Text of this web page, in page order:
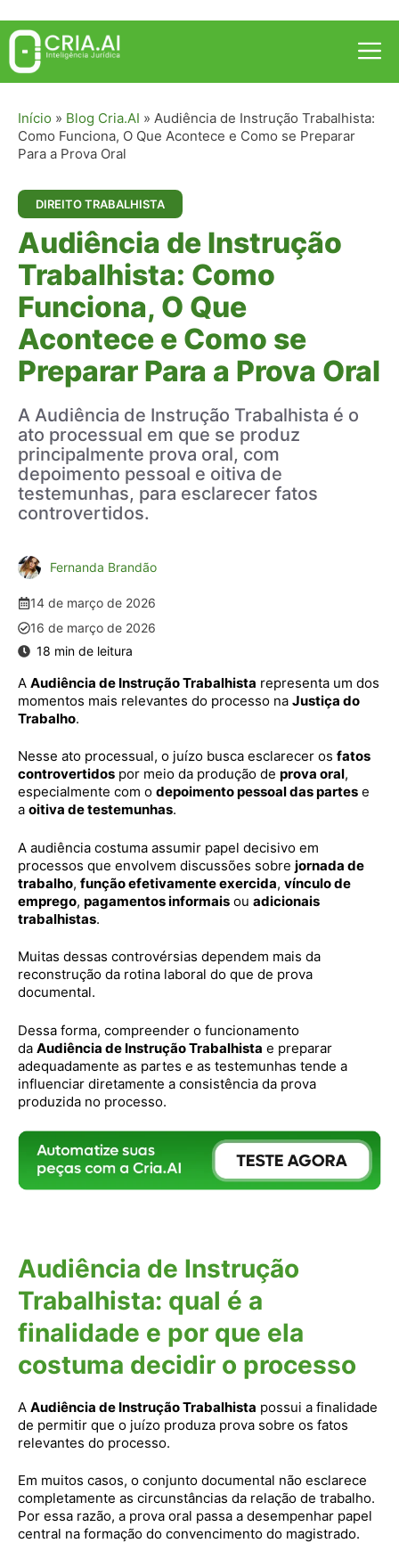
Pular
para
conteúdo
Início » Blog Cria.AI » Audiência de Instrução Trabalhista:
Como Funciona, O Que Acontece e Como se Preparar
Para a Prova Oral
DIREITO TRABALHISTA
Audiência de Instrução
Trabalhista: Como
Funciona, O Que
Acontece e Como se
Preparar Para a Prova Oral
A Audiência de Instrução Trabalhista é o
ato processual em que se produz
principalmente prova oral, com
depoimento pessoal e oitiva de
testemunhas, para esclarecer fatos
controvertidos.
Fernanda Brandão
14 de março de 2026
16 de março de 2026
A Audiência de Instrução Trabalhista representa um dos
momentos mais relevantes do processo na Justiça do
Trabalho.
Nesse ato processual, o juízo busca esclarecer os fatos
controvertidos por meio da produção de prova oral,
especialmente com o depoimento pessoal das partes e
a oitiva de testemunhas.
A audiência costuma assumir papel decisivo em
processos que envolvem discussões sobre jornada de
trabalho, função efetivamente exercida, vínculo de
emprego, pagamentos informais ou adicionais
trabalhistas.
Muitas dessas controvérsias dependem mais da
reconstrução da rotina laboral do que de prova
documental.
Dessa forma, compreender o funcionamento
da Audiência de Instrução Trabalhista e preparar
adequadamente as partes e as testemunhas tende a
influenciar diretamente a consistência da prova
produzida no processo.
Audiência de Instrução
Trabalhista: qual é a
finalidade e por que ela
costuma decidir o processo
A Audiência de Instrução Trabalhista possui a finalidade
de permitir que o juízo produza prova sobre os fatos
relevantes do processo.
Em muitos casos, o conjunto documental não esclarece
completamente as circunstâncias da relação de trabalho.
Por essa razão, a prova oral passa a desempenhar papel
central na formação do convencimento do magistrado.